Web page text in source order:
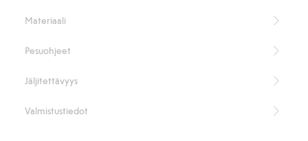
Materiaali
Pesuohjeet
Jäljitettävyys
Valmistustiedot